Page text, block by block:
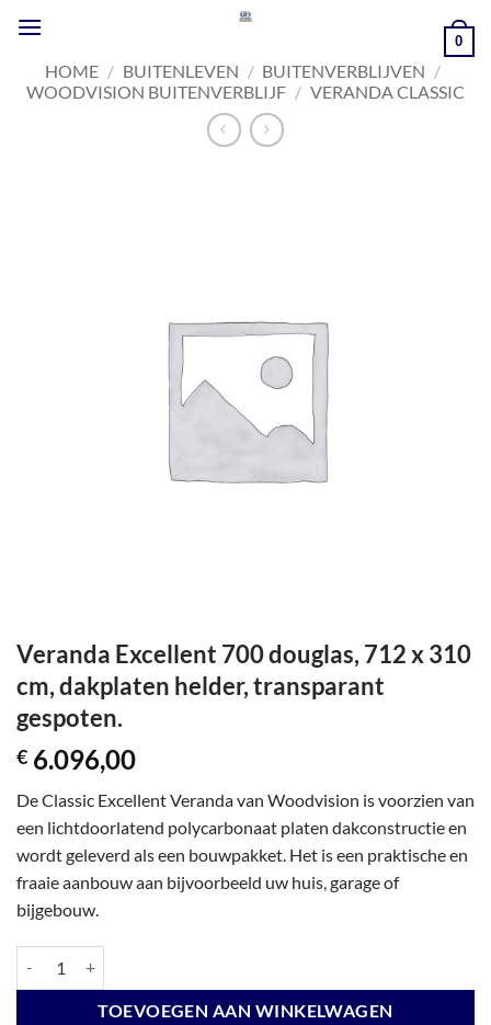
naar
inhoud
0
HOME / BUITENLEVEN / BUITENVERBLIJVEN /
WOODVISION BUITENVERBLIJF / VERANDA CLASSIC
Veranda Excellent 700 douglas, 712 x 310
cm, dakplaten helder, transparant
gespoten.
€ 6.096,00
De Classic Excellent Veranda van Woodvision is voorzien van
een lichtdoorlatend polycarbonaat platen dakconstructie en
wordt geleverd als een bouwpakket. Het is een praktische en
fraaie aanbouw aan bijvoorbeeld uw huis, garage of
bijgebouw.
TOEVOEGEN AAN WINKELWAGEN